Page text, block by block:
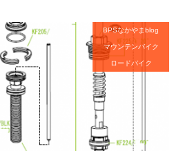
BPSなかやまblog
マウンテンバイク
ロードバイク